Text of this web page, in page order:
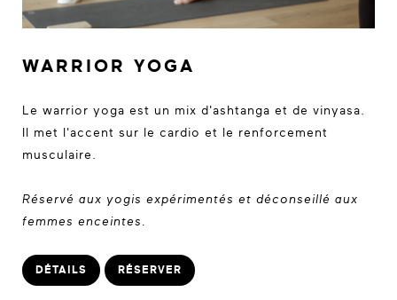
WARRIOR YOGA
Le warrior yoga est un mix d'ashtanga et de vinyasa.
Il met l'accent sur le cardio et le renforcement
musculaire.
Réservé aux yogis expérimentés et déconseillé aux
femmes enceintes.
DÉTAILS RÉSERVER